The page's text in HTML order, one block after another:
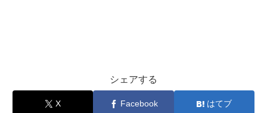
シェアする
X Facebook はてブ